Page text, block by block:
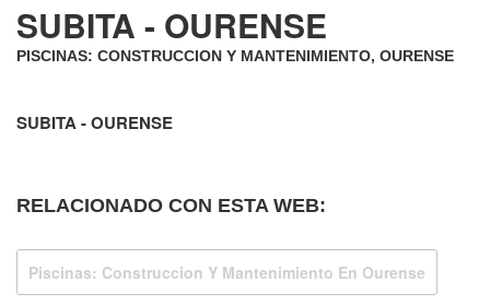
SUBITA - OURENSE
PISCINAS: CONSTRUCCION Y MANTENIMIENTO, OURENSE
SUBITA - OURENSE
RELACIONADO CON ESTA WEB:
Piscinas: Construccion Y Mantenimiento En Ourense